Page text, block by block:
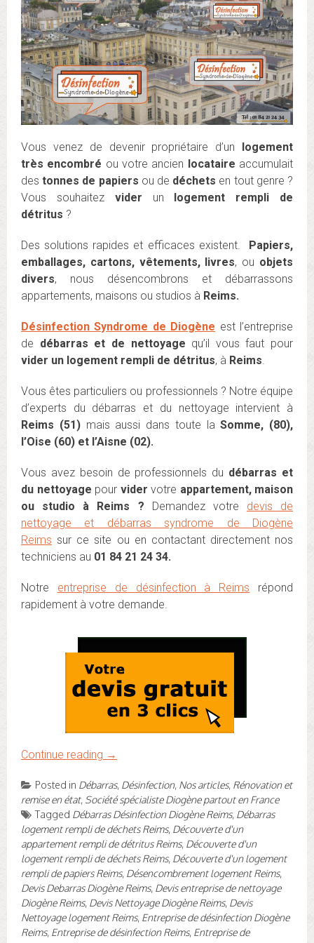
Vous venez de devenir propriétaire d’un logement
très encombré ou votre ancien locataire accumulait
destonnes de papiers ou de déchets en tout genre ?
Vous souhaitez vider un logement rempli de
détritus ?
Des solutions rapides et efficaces existent. Papiers,
emballages, cartons, vêtements, livres, ou objets
divers, nous désencombrons et débarrassons
appartements, maisons ou studios à Reims.
Désinfection Syndrome de Diogène est l’entreprise
de débarras et de nettoyage qu’il vous faut pour
vider un logement rempli de détritus, à Reims.
Vous êtes particuliers ou professionnels ? Notre équipe
d’experts du débarras et du nettoyage intervient à
Reims (51)mais aussi dans toute laSomme, (80),
l’Oise (60) et l’Aisne (02).
Vous avez besoin de professionnels du débarras et
du nettoyage pour vider votre appartement, maison
ou studio à Reims ? Demandez votre devis de
nettoyage et débarras syndrome de Diogène
Reims sur ce site ou en contactant directement nos
techniciens au 01 84 21 24 34.
Notre entreprise de désinfection à Reims répond
rapidement à votre demande.
Continue reading →
Posted in Débarras, Désinfection, Nos articles, Rénovation et
remise en état, Société spécialiste Diogène partout en France
Tagged Débarras Désinfection Diogène Reims, Débarras
logement rempli de déchets Reims, Découverte d'un
appartement rempli de détritus Reims, Découverte d'un
logement rempli de déchets Reims, Découverte d'un logement
rempli de papiers Reims, Désencombrement logement Reims,
Devis Debarras Diogène Reims, Devis entreprise de nettoyage
Diogène Reims, Devis Nettoyage Diogène Reims, Devis
Nettoyage logement Reims, Entreprise de désinfection Diogène
Reims, Entreprise de désinfection Reims, Entreprise de